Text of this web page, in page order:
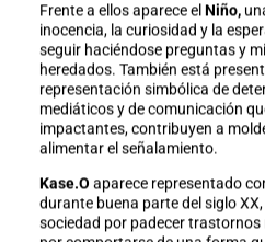
Frente a ellos aparece elNiño,
inocencia, la curiosidad y la
seguir haciéndose preguntas y
heredados. También está
representación simbólica de
mediáticos y de comunicación
impactantes, contribuyen a
alimentar el señalamiento.
Kase.O aparece representado
durante buena parte del siglo
sociedad por padecer trastornos